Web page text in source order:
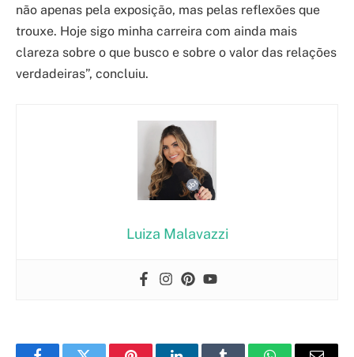
não apenas pela exposição, mas pelas reflexões que
trouxe. Hoje sigo minha carreira com ainda mais
clareza sobre o que busco e sobre o valor das relações
verdadeiras”, concluiu.
Luiza Malavazzi